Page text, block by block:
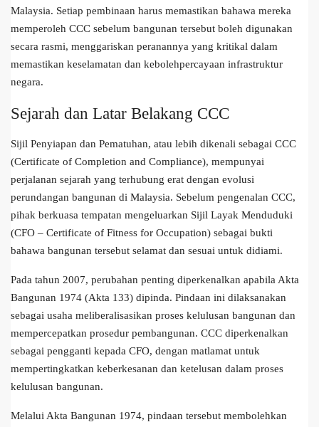
Malaysia. Setiap pembinaan harus memastikan bahawa mereka
memperoleh CCC sebelum bangunan tersebut boleh digunakan
secara rasmi, menggariskan peranannya yang kritikal dalam
memastikan keselamatan dan kebolehpercayaan infrastruktur
negara.
Sejarah dan Latar Belakang CCC
Sijil Penyiapan dan Pematuhan, atau lebih dikenali sebagai CCC
(Certificate of Completion and Compliance), mempunyai
perjalanan sejarah yang terhubung erat dengan evolusi
perundangan bangunan di Malaysia. Sebelum pengenalan CCC,
pihak berkuasa tempatan mengeluarkan Sijil Layak Menduduki
(CFO – Certificate of Fitness for Occupation) sebagai bukti
bahawa bangunan tersebut selamat dan sesuai untuk didiami.
Pada tahun 2007, perubahan penting diperkenalkan apabila Akta
Bangunan 1974 (Akta 133) dipinda. Pindaan ini dilaksanakan
sebagai usaha meliberalisasikan proses kelulusan bangunan dan
mempercepatkan prosedur pembangunan. CCC diperkenalkan
sebagai pengganti kepada CFO, dengan matlamat untuk
mempertingkatkan keberkesanan dan ketelusan dalam proses
kelulusan bangunan.
Melalui Akta Bangunan 1974, pindaan tersebut membolehkan